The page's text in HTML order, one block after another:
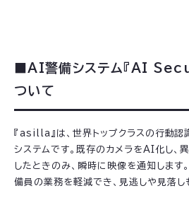
■AI警備システム『AI
ついて
『asilla』は、世界トップクラスの行動
システムです。既存のカメラをAI化し、
したときのみ、瞬時に映像を通知します
備員の業務を軽減でき、見逃しや見落し